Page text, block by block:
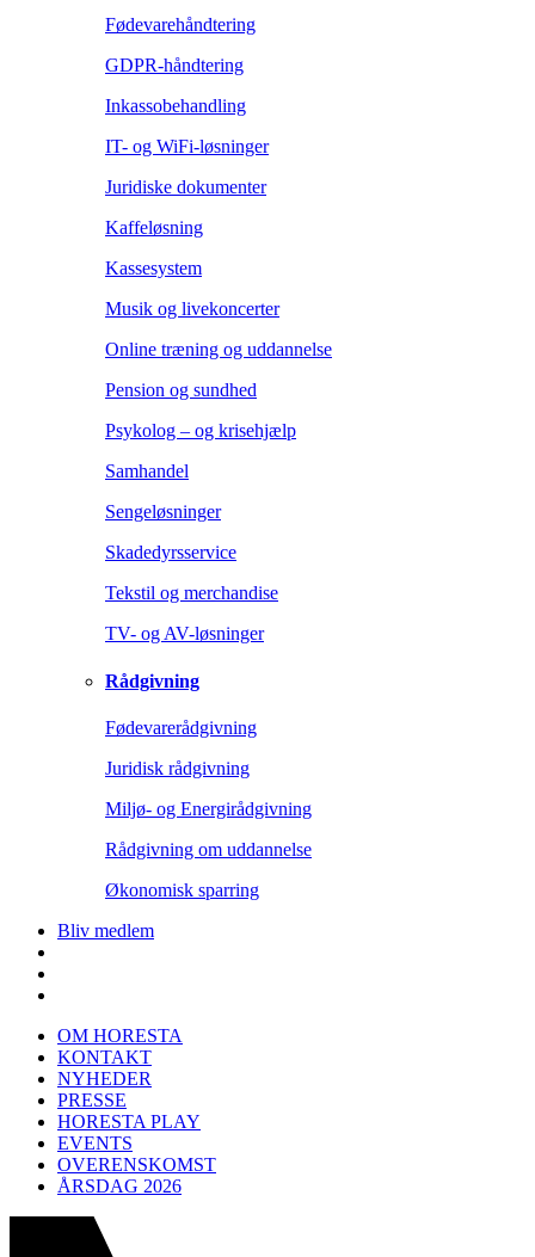
Fødevarehåndtering
GDPR-håndtering
Inkassobehandling
IT- og WiFi-løsninger
Juridiske dokumenter
Kaffeløsning
Kassesystem
Musik og livekoncerter
Online træning og uddannelse
Pension og sundhed
Psykolog – og krisehjælp
Samhandel
Sengeløsninger
Skadedyrsservice
Tekstil og merchandise
TV- og AV-løsninger
Rådgivning
Fødevarerådgivning
Juridisk rådgivning
Miljø- og Energirådgivning
Rådgivning om uddannelse
Økonomisk sparring
Bliv medlem
OM HORESTA
KONTAKT
NYHEDER
PRESSE
HORESTA PLAY
EVENTS
OVERENSKOMST
ÅRSDAG 2026